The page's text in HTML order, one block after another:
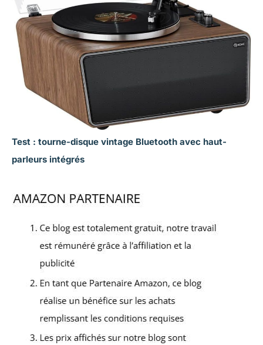
Test : tourne-disque vintage Bluetooth avec haut-
parleurs intégrés